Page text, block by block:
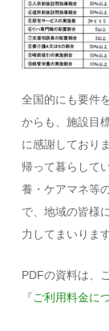
全国的にも要件
からも、施設目
に感謝しており
帰って暮らして
養・ケアマネ等
で、地域の皆様
力してまいります
PDFの資料は、
『ご利用料金に